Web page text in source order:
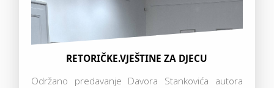
RETORIČKE.VJEŠTINE ZA DJECU
Održano predavanje Davora Stankovića autora